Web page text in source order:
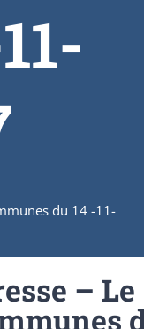
du 14 -11-
– Le